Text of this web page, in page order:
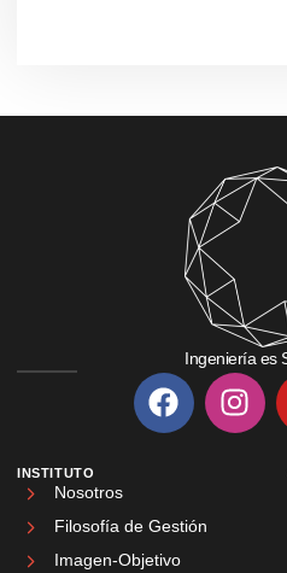
Ingeniería es
INSTITUTO
Nosotros
Filosofía de Gestión
Imagen-Objetivo